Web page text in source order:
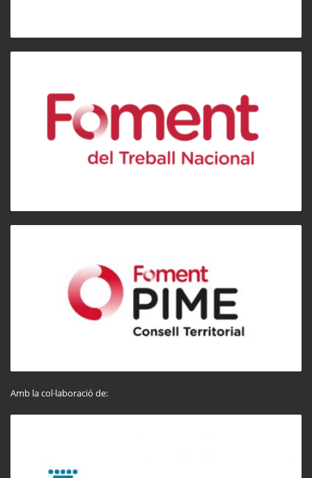
Amb la col·laboració de: